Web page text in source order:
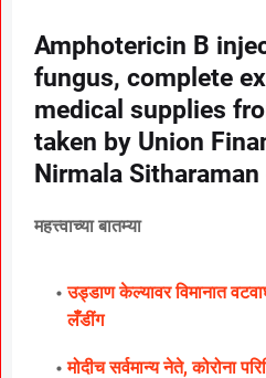
Amphotericin B
fungus, complete
medical supplies
taken by Union
Nirmala Sitharaman
महत्त्वाच्या बातम्या
उड्डाण केल्यावर विमानात
लॅँडींग
मोदीच सर्वमान्य नेते, कोरोना